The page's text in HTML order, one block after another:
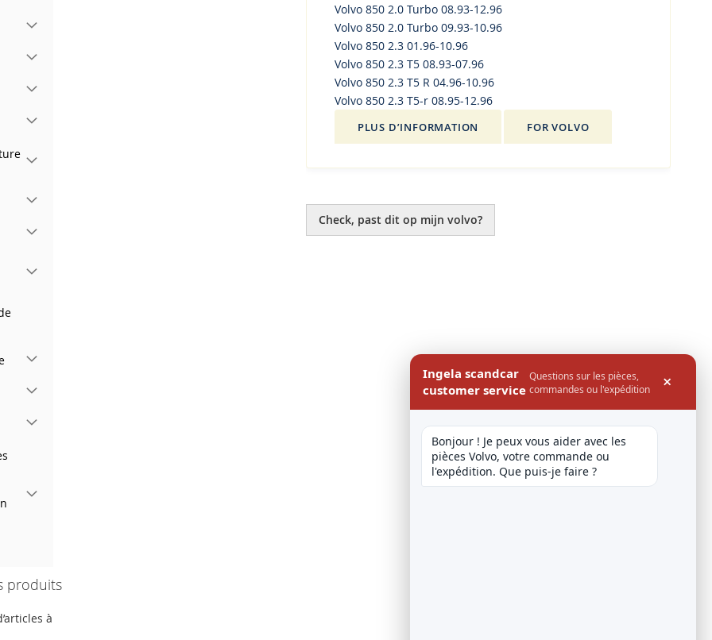
Volvo 850 2.0 Turbo 08.93-12.96
Volvo 850 2.0 Turbo 09.93-10.96
Volvo 850 2.3 01.96-10.96
Volvo 850 2.3 T5 08.93-07.96
Volvo 850 2.3 T5 R 04.96-10.96
Volvo 850 2.3 T5-r 08.95-12.96
PLUS D’INFORMATION FOR VOLVO
Check, past dit op mijn volvo?
produits
à
Ingela scandcar
customer service
Questions sur les pièces,
commandes ou l'expédition
×
Bonjour ! Je peux vous aider avec les
pièces Volvo, votre commande ou
l'expédition. Que puis-je faire ?